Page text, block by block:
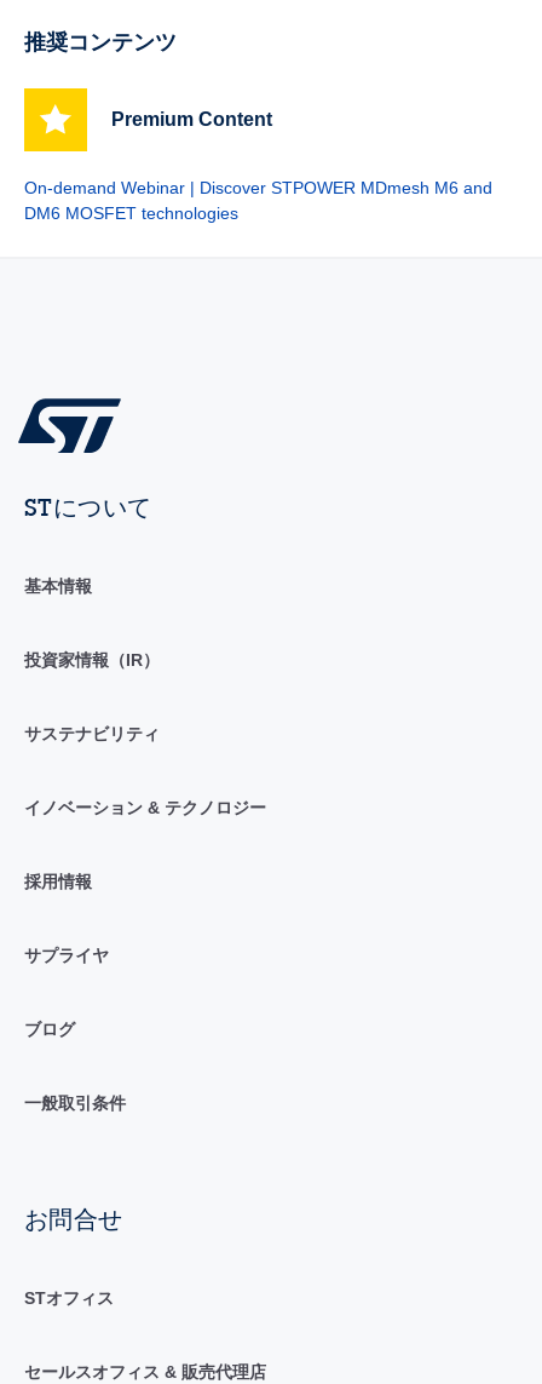
推奨コンテンツ
Premium Content
On-demand Webinar | Discover STPOWER MDmesh M6 and
DM6 MOSFET technologies
STについて
基本情報
投資家情報（IR）
サステナビリティ
イノベーション & テクノロジー
採用情報
サプライヤ
ブログ
一般取引条件
お問合せ
STオフィス
セールスオフィス & 販売代理店